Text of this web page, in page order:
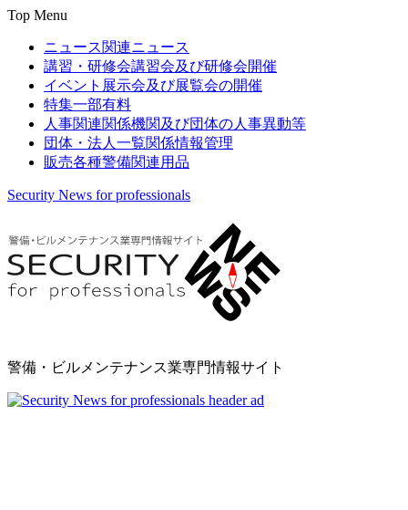
Top Menu
ニュース関連ニュース
講習・研修会講習会及び研修会開催
イベント 展示会及び展覧会の開催
特集一部有料
人事関連関係機関及び団体の人事異動等
団体・法人一覧関係情報管理
販売各種警備関連用品
Security News for professionals
警備・ビルメンテナンス業専門情報サイト